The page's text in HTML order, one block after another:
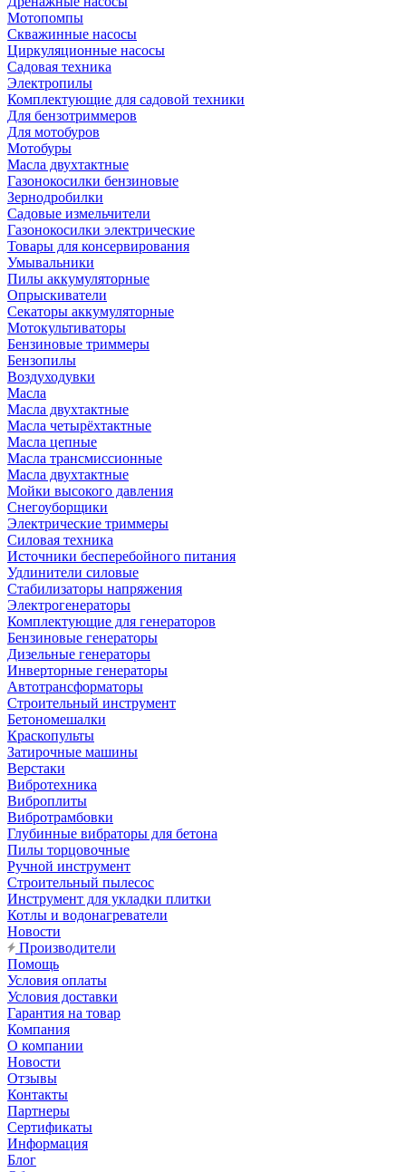
Мотопомпы
Скважинные насосы
Циркуляционные насосы
Садовая техника
Электропилы
Комплектующие для садовой техники
Для бензотриммеров
Для мотобуров
Мотобуры
Масла двухтактные
Газонокосилки бензиновые
Зернодробилки
Садовые измельчители
Газонокосилки электрические
Товары для консервирования
Умывальники
Пилы аккумуляторные
Опрыскиватели
Секаторы аккумуляторные
Мотокультиваторы
Бензиновые триммеры
Бензопилы
Воздуходувки
Масла
Масла двухтактные
Масла четырёхтактные
Масла цепные
Масла трансмиссионные
Масла двухтактные
Мойки высокого давления
Снегоуборщики
Электрические триммеры
Силовая техника
Источники бесперебойного питания
Удлинители силовые
Стабилизаторы напряжения
Электрогенераторы
Комплектующие для генераторов
Бензиновые генераторы
Дизельные генераторы
Инверторные генераторы
Автотрансформаторы
Строительный инструмент
Бетономешалки
Краскопульты
Затирочные машины
Верстаки
Вибротехника
Виброплиты
Вибротрамбовки
Глубинные вибраторы для бетона
Пилы торцовочные
Ручной инструмент
Строительный пылесос
Инструмент для укладки плитки
Котлы и водонагреватели
Новости
Производители
Помощь
Условия оплаты
Условия доставки
Гарантия на товар
Компания
О компании
Новости
Отзывы
Контакты
Партнеры
Сертификаты
Информация
Блог